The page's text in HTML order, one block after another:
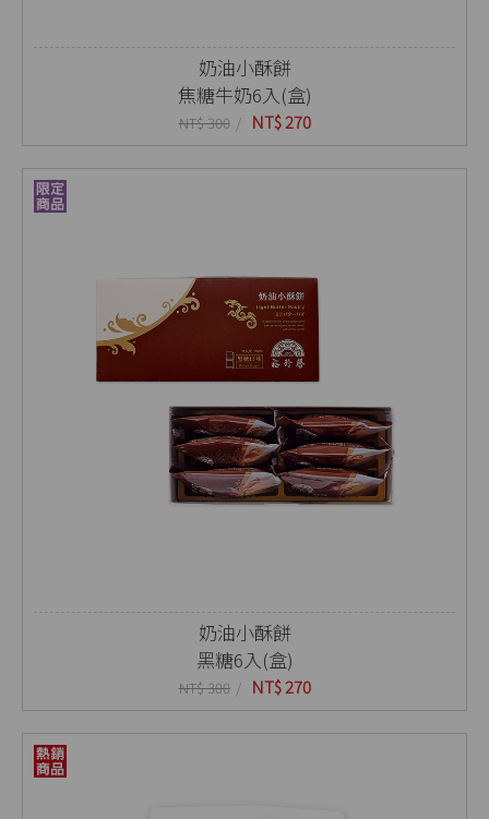
奶油小酥餅
焦糖牛奶6入(盒)
NT$ 300 NT$ 270
奶油小酥餅
黑糖6入(盒)
NT$ 300 NT$ 270